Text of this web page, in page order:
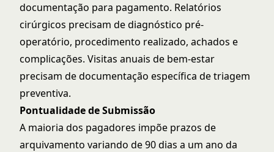
documentação para pagamento. Relatórios
cirúrgicos precisam de diagnóstico pré-
operatório, procedimento realizado, achados e
complicações. Visitas anuais de bem-estar
precisam de documentação específica de triagem
preventiva.
Pontualidade de Submissão
A maioria dos pagadores impõe prazos de
arquivamento variando de 90 dias a um ano da